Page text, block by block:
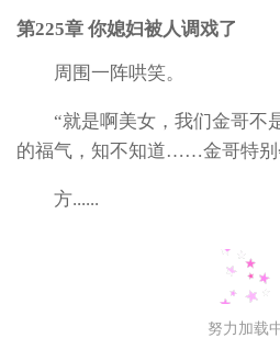
第225章 你媳妇被人调戏了
周围一阵哄笑。
“就是啊美女，我们金哥不
的福气，知不知道……金哥特别
方......
努力加载